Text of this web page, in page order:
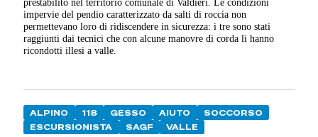
impervie del pendio caratterizzato da salti di roccia non
permettevano loro di ridiscendere in sicurezza: i tre sono stati
raggiunti dai tecnici che con alcune manovre di corda li hanno
ricondotti illesi a valle.
ALPINO 118 GESSO AIUTO
SOCCORSO
ESCURSIONISTA
SAGF VALLE